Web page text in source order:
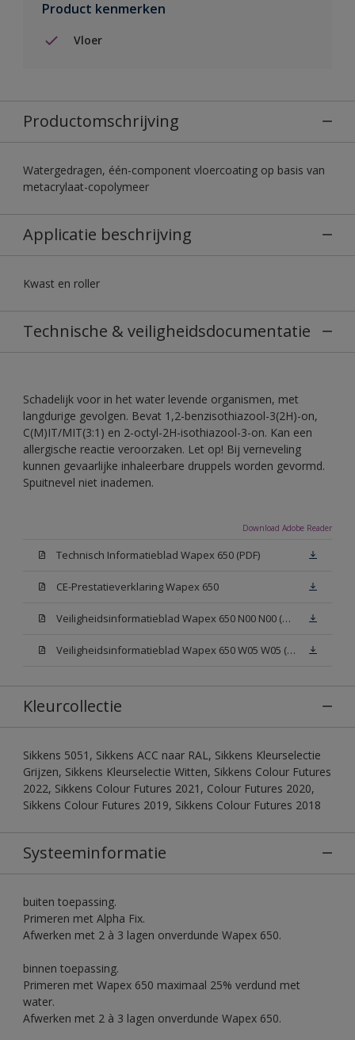
Product kenmerken
Vloer
Productomschrijving
Watergedragen, één-component vloercoating op basis van
metacrylaat-copolymeer
Applicatie beschrijving
Kwast en roller
Technische & veiligheidsdocumentatie
Schadelijk voor in het water levende organismen, met
langdurige gevolgen. Bevat 1,2-benzisothiazool-3(2H)-on,
C(M)IT/MIT(3:1) en 2-octyl-2H-isothiazool-3-on. Kan een
allergische reactie veroorzaken. Let op! Bij verneveling
kunnen gevaarlijke inhaleerbare druppels worden gevormd.
Spuitnevel niet inademen.
Download Adobe Reader
Technisch Informatieblad Wapex 650 (PDF)
CE-Prestatieverklaring Wapex 650
Veiligheidsinformatieblad Wapex 650 N00 N00 (MSDS)
Veiligheidsinformatieblad Wapex 650 W05 W05 (MSDS)
Kleurcollectie
Sikkens 5051, Sikkens ACC naar RAL, Sikkens Kleurselectie
Grijzen, Sikkens Kleurselectie Witten, Sikkens Colour Futures
2022, Sikkens Colour Futures 2021, Colour Futures 2020,
Sikkens Colour Futures 2019, Sikkens Colour Futures 2018
Systeeminformatie
buiten toepassing.
Primeren met Alpha Fix.
Afwerken met 2 à 3 lagen onverdunde Wapex 650.
binnen toepassing.
Primeren met Wapex 650 maximaal 25% verdund met
water.
Afwerken met 2 à 3 lagen onverdunde Wapex 650.